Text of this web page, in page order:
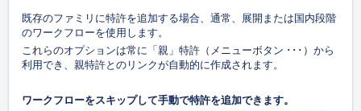
既存のファミリに特許を追加する場合、通常、展開または国内段階
のワークフローを使用します。
これらのオプションは常に「親」特許（メニューボタン ･･･）から
利用でき、親特許とのリンクが自動的に作成されます。
ワークフローをスキップして手動で特許を追加できます。